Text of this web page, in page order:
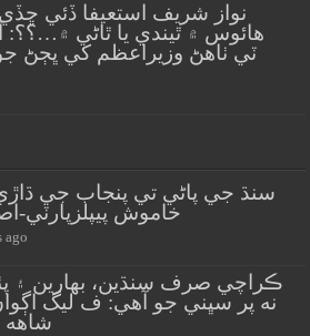
نواز شريف استعيفا ڏئي
هائوس ۾ ٿيندي يا ٿاڻي
ٽي ٺاهڻ وزيراعظم کي ڀڄڻ
سنڌ جي پاڻي تي پنجاب جي
خاموش پيپلزپارٽي-
ago
ڪراچي صرف سنڌين، بهارين ۽
نه پر سڀني جو آهي: ف ليگ